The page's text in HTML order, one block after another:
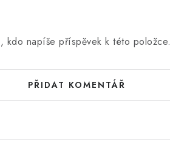
kdo napíše příspěvek k této položce.
PŘIDAT KOMENTÁŘ